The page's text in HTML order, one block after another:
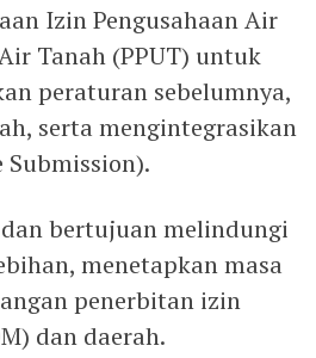
Izin Pengusahaan Air
Tanah (PPUT) untuk
peraturan sebelumnya,
serta mengintegrasikan
bertujuan melindungi
menetapkan masa
penerbitan izin
dan daerah.